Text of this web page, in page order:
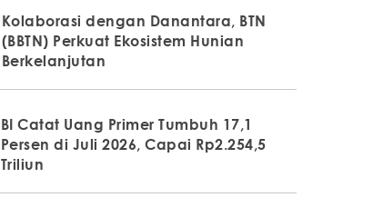
Kolaborasi dengan Danantara, BTN
(BBTN) Perkuat Ekosistem Hunian
Berkelanjutan
BI Catat Uang Primer Tumbuh 17,1
Persen di Juli 2026, Capai Rp2.254,5
Triliun